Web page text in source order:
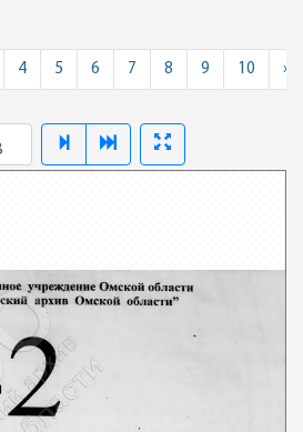
4 5 6 7 8 9 10 »